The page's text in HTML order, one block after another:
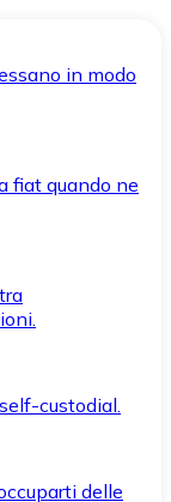
in modo
fiat quando ne
custodial.
delle